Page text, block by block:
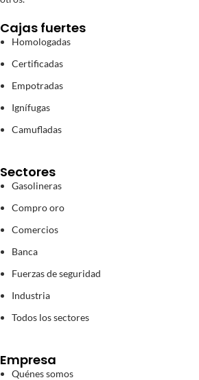
Cajas fuertes
Homologadas
Certificadas
Empotradas
Ignífugas
Camufladas
Sectores
Gasolineras
Compro oro
Comercios
Banca
Fuerzas de seguridad
Industria
Todos los sectores
Empresa
Quénes somos